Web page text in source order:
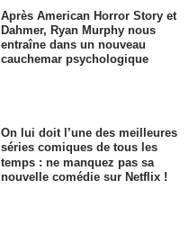
Après American Horror Story et
Dahmer, Ryan Murphy nous
entraîne dans un nouveau
cauchemar psychologique
On lui doit l’une des meilleures
séries comiques de tous les
temps : ne manquez pas sa
nouvelle comédie sur Netflix !